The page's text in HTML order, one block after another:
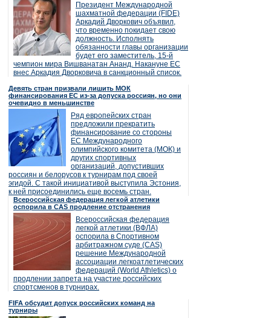
Президент Международной
шахматной федерации (FIDE)
Аркадий Дворкович объявил,
что временно покидает свою
должность. Исполнять
обязанности главы организации
будет его заместитель, 15-й
чемпион мира Вишванатан Ананд. Накануне ЕС
внес Аркадия Дворковича в санкционный список.
Девять стран призвали лишить МОК
финансирования ЕС из-за допуска россиян, но они
очевидно в меньшинстве
Ряд европейских стран
предложили прекратить
финансирование со стороны
ЕС Международного
олимпийского комитета (МОК) и
других спортивных
организаций, допустивших
россиян и белорусов к турнирам под своей
эгидой. С такой инициативой выступила Эстония,
к ней присоединились еще восемь стран.
Всероссийская федерация легкой атлетики
оспорила в CAS продление отстранения
Всероссийская федерация
легкой атлетики (ВФЛА)
оспорила в Спортивном
арбитражном суде (CAS)
решение Международной
ассоциации легкоатлетических
федераций (World Athletics) о
продлении запрета на участие российских
спортсменов в турнирах.
FIFA обсудит допуск российских команд на
турниры